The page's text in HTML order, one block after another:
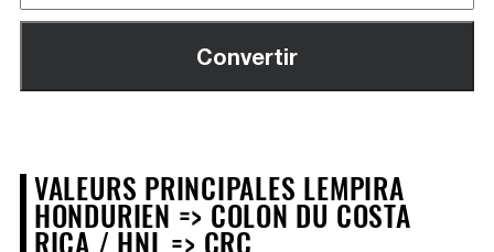
VALEURS PRINCIPALES LEMPIRA
HONDURIEN => COLON DU COSTA
RICA / HNL => CRC